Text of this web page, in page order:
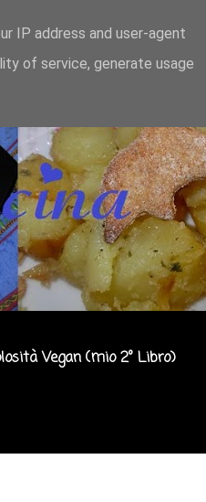
Vegan (mio 2° Libro)
IP address and user-agent
of service, generate usage